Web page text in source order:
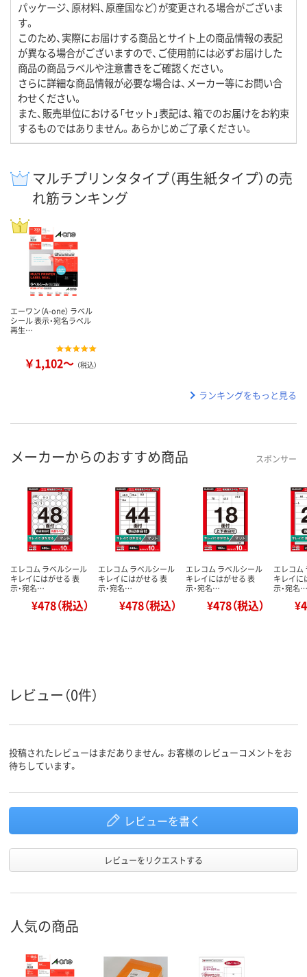
パッケージ、原材料、原産国など）が変更される場合がございま
す。
このため、実際にお届けする商品とサイト上の商品情報の表記
が異なる場合がございますので、ご使用前には必ずお届けした
商品の商品ラベルや注意書きをご確認ください。
さらに詳細な商品情報が必要な場合は、メーカー等にお問い合
わせください。
また、販売単位における「セット」表記は、箱でのお届けをお約束
するものではありません。あらかじめご了承ください。
マルチプリンタタイプ（再生紙タイプ）の売
れ筋ランキング
エーワン（A-one） ラベル
シール 表示・宛名ラベル
再生…
￥1,102～ （税込）
ランキングをもっと見る
メーカーからのおすすめ商品 スポンサー
エレコム ラベルシール
キレイにはがせる 表
示・宛名…
¥478（税込）
エレコム ラベルシール
キレイにはがせる 表
示・宛名…
¥478（税込）
エレコム ラベルシール
キレイにはがせる 表
示・宛名…
¥478（税込）
エレコム
キレイに
示・宛名…
レビュー（0件）
投稿されたレビューはまだありません。お客様のレビューコメントをお
待ちしています。
レビューを書く
レビューをリクエストする
人気の商品